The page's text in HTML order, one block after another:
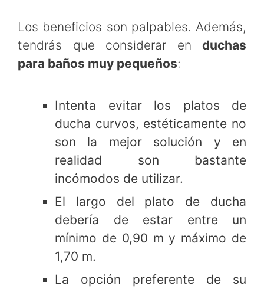
Los beneficios son palpables. Además,
tendrás que considerar en duchas
para baños muy pequeños:
Intenta evitar los platos de
ducha curvos, estéticamente no
son la mejor solución y en
realidad son bastante
incómodos de utilizar.
El largo del plato de ducha
debería de estar entre un
mínimo de 0,90 m y máximo de
1,70 m.
La opción preferente de su